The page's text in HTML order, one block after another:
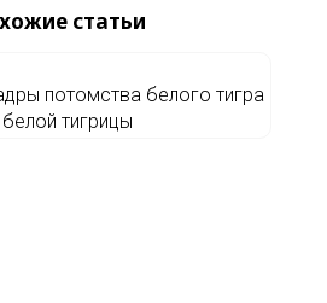
статьи
потомства белого тигра
белой тигрицы